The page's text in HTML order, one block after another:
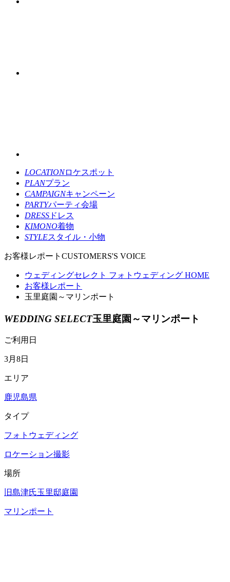
LOCATIONロケスポット
PLANプラン
CAMPAIGNキャンペーン
PARTYパーティ会場
DRESS ドレス
KIMONO着物
STYLEスタイル・小物
お客様レポート CUSTOMERS'S VOICE
ウェディングセレクト フォトウェディング HOME
お客様レポート
玉里庭園～マリンポート
WEDDING SELECT玉里庭園～マリンポート
ご利用日
3月8日
エリア
鹿児島県
タイプ
フォトウェディング
ロケーション撮影
場所
旧島津氏玉里邸庭園
マリンポート